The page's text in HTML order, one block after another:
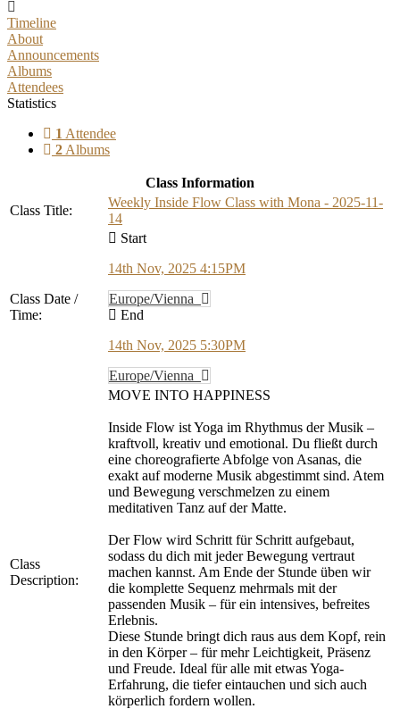
Timeline
About
Announcements
Albums
Attendees
Statistics
1 Attendee
2 Albums
Class Information
Class Title:
Weekly Inside Flow Class with Mona - 2025-11-
14
Class Date /
Time:
Start
14th Nov, 2025 4:15PM
Europe/Vienna
End
14th Nov, 2025 5:30PM
Europe/Vienna
Class
Description:
MOVE INTO HAPPINESS
Inside Flow ist Yoga im Rhythmus der Musik –
kraftvoll, kreativ und emotional. Du fließt durch
eine choreografierte Abfolge von Asanas, die
exakt auf moderne Musik abgestimmt sind. Atem
und Bewegung verschmelzen zu einem
meditativen Tanz auf der Matte.
Der Flow wird Schritt für Schritt aufgebaut,
sodass du dich mit jeder Bewegung vertraut
machen kannst. Am Ende der Stunde üben wir
die komplette Sequenz mehrmals mit der
passenden Musik – für ein intensives, befreites
Erlebnis.
Diese Stunde bringt dich raus aus dem Kopf, rein
in den Körper – für mehr Leichtigkeit, Präsenz
und Freude. Ideal für alle mit etwas Yoga-
Erfahrung, die tiefer eintauchen und sich auch
körperlich fordern wollen.